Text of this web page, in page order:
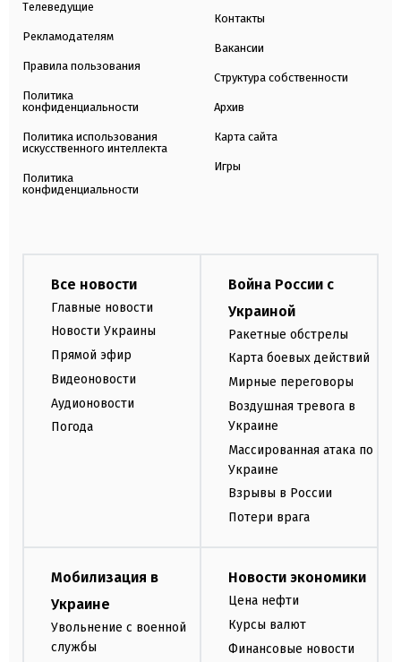
Телеведущие
Рекламодателям
Правила пользования
Политика
конфиденциальности
Политика использования
искусственного интеллекта
Политика
конфиденциальности
Контакты
Вакансии
Структура собственности
Архив
Карта сайта
Игры
Все новости
Главные новости
Новости Украины
Прямой эфир
Видеоновости
Аудионовости
Погода
Война России с
Украиной
Ракетные обстрелы
Карта боевых действий
Мирные переговоры
Воздушная тревога в
Украине
Массированная атака по
Украине
Взрывы в России
Потери врага
Мобилизация в
Украине
Увольнение с военной
службы
Новости экономики
Цена нефти
Курсы валют
Финансовые новости